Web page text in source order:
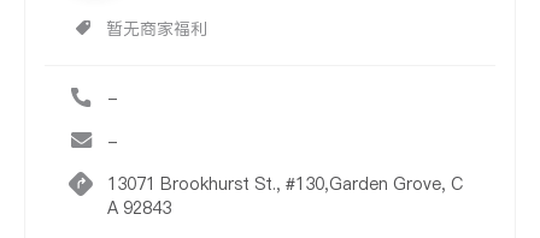
暂无商家福利
-
-
13071 Brookhurst St., #130,Garden Grove, C
A 92843